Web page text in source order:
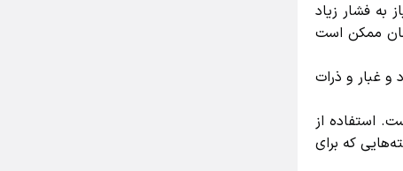
فشار زیاد
ممکن است
غبار و ذرات
از
که برای